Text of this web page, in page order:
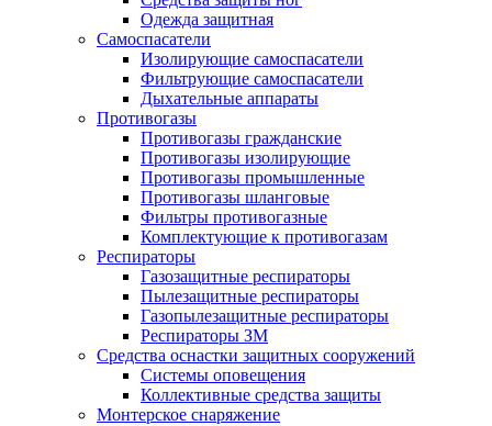
Одежда защитная
Самоспасатели
Изолирующие самоспасатели
Фильтрующие самоспасатели
Дыхательные аппараты
Противогазы
Противогазы гражданские
Противогазы изолирующие
Противогазы промышленные
Противогазы шланговые
Фильтры противогазные
Комплектующие к противогазам
Респираторы
Газозащитные респираторы
Пылезащитные респираторы
Газопылезащитные респираторы
Респираторы ЗМ
Средства оснастки защитных сооружений
Системы оповещения
Коллективные средства защиты
Монтерское снаряжение